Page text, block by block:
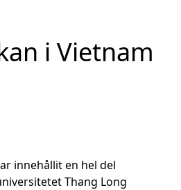
i Vietnam
innehållit en hel del
Thang Long